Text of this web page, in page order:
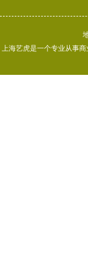
上海艺虎是一个专业从事